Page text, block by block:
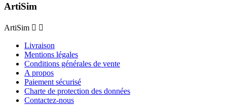
ArtiSim
ArtiSim  
Livraison
Mentions légales
Conditions générales de vente
A propos
Paiement sécurisé
Charte de protection des données
Contactez-nous